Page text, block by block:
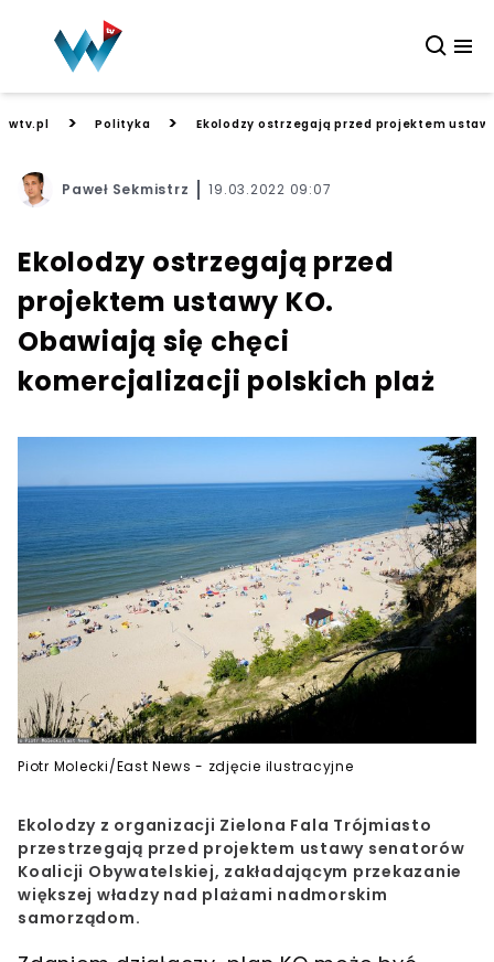
wtv.pl > Polityka > Ekolodzy ostrzegają przed projektem
Paweł Sekmistrz 19.03.2022 09:07
Ekolodzy ostrzegają przed
projektem ustawy KO.
Obawiają się chęci
komercjalizacji polskich plaż
Piotr Molecki/East News - zdjęcie ilustracyjne
Ekolodzy z organizacji Zielona Fala Trójmiasto
przestrzegają przed projektem ustawy senatorów
Koalicji Obywatelskiej, zakładającym przekazanie
większej władzy nad plażami nadmorskim
samorządom.